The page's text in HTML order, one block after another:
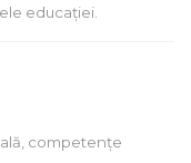
educației.
competențe